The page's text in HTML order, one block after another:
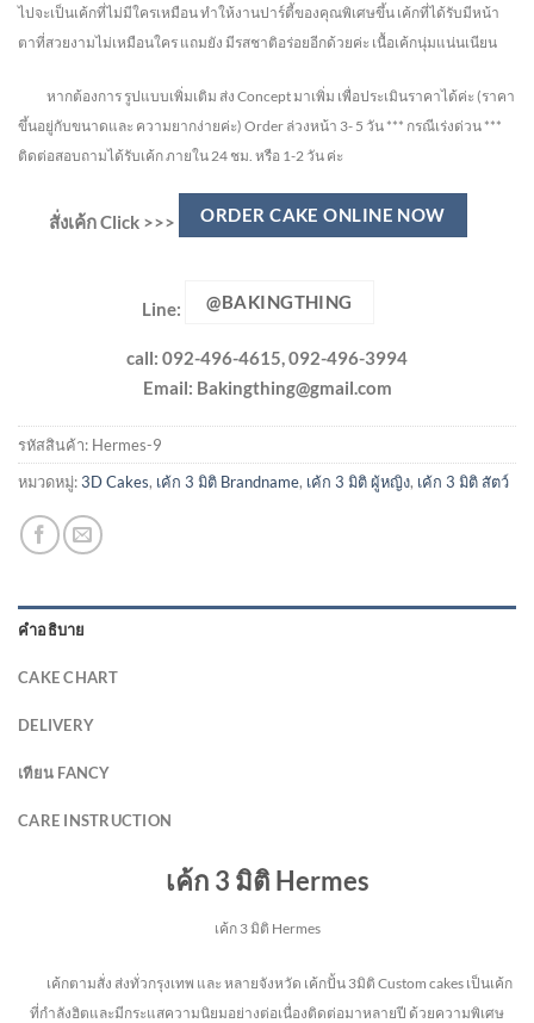
ไปจะเป็นเค้กที่ไม่มีใครเหมือน ทำให้งานปาร์ตี้ของคุณพิเศษขึ้น เค้กที่ได้รับมีหน้า
ตาที่สวยงามไม่เหมือนใคร แถมยัง มีรสชาติอร่อยอีกด้วยค่ะ เนื้อเค้กนุ่มแน่นเนียน
หากต้องการ รูปแบบเพิ่มเติม ส่ง Concept มาเพิ่ม เพื่อประเมินราคาได้ค่ะ (ราคา
ขึ้นอยู่กับขนาดและ ความยากง่ายค่ะ) Order ล่วงหน้า 3- 5 วัน *** กรณีเร่งด่วน ***
ติดต่อสอบถามได้รับเค้ก ภายใน 24 ชม. หรือ 1-2 วัน ค่ะ
สั่งเค้ก Click >>> ORDER CAKE ONLINE NOW
Line: @BAKINGTHING
call: 092-496-4615, 092-496-3994
Email: Bakingthing@gmail.com
รหัสสินค้า: Hermes-9
หมวดหมู่:3D Cakes, เค้ก 3 มิติ Brandname, เค้ก 3 มิติ ผู้หญิง, เค้ก 3 มิติ สัตว์
คำอธิบาย
CAKE CHART
DELIVERY
เทียน FANCY
CARE INSTRUCTION
เค้ก 3 มิติ Hermes
เค้ก 3 มิติ Hermes
เค้กตามสั่ง ส่งทั่วกรุงเทพ และ หลายจังหวัด เค้กปั้น 3มิติ Custom cakes เป็นเค้ก
ที่กำลังฮิตและมีกระแสความนิยมอย่างต่อเนื่องติดต่อมาหลายปี ด้วยความพิเศษ